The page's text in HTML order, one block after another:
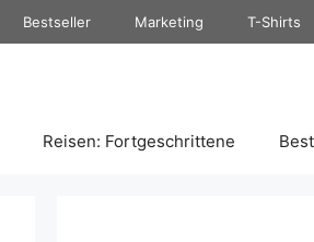
Bestseller Marketing T-Shirts
Reisen: Fortgeschrittene